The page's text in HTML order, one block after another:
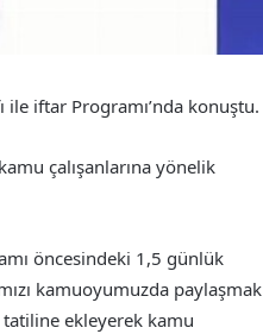
ile iftar Programı’nda konuştu.
çalışanlarına yönelik
öncesindeki 1,5 günlük
kamuoyumuzda paylaşmak
ekleyerek kamu